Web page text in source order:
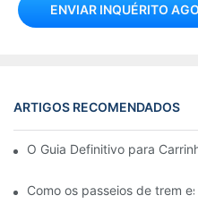
ENVIAR INQUÉRITO
ARTIGOS RECOMENDADOS
O Guia Definitivo para
Como os passeios de trem